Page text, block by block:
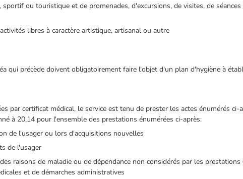
ou touristique et de promenades, d'excursions, de visites, de séances
libres à caractère artistique, artisanal ou autre
qui précède doivent obligatoirement faire l'objet d'un plan d'hygiène à
par certificat médical, le service est tenu de prester les actes énumérés ci-
à 20,14 pour l'ensemble des prestations énumérées ci-après:
de l'usager ou lors d'acquisitions nouvelles
de l'usager
raisons de maladie ou de dépendance non considérés par les prestations
et de démarches administratives